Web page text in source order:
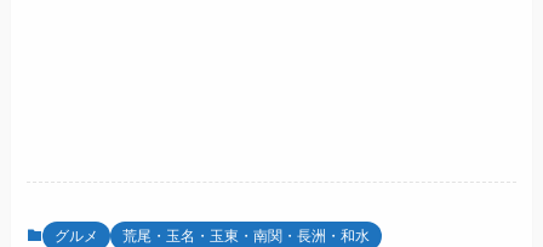
グルメ 荒尾・玉名・玉東・南関・長洲・和水